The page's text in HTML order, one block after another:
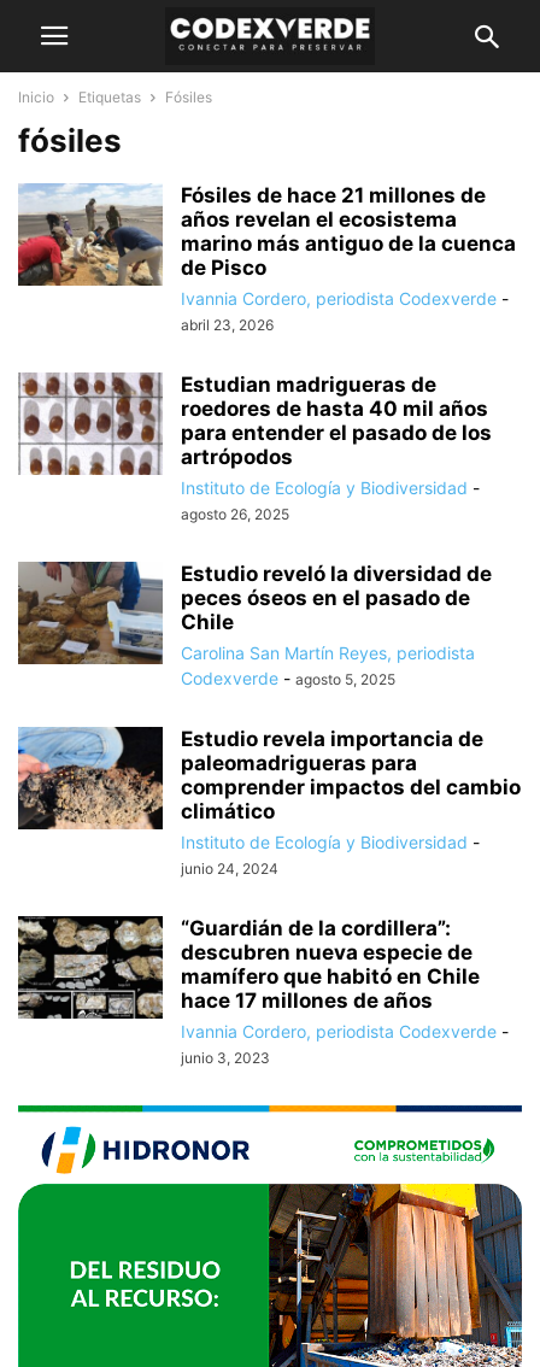
Inicio Etiquetas Fósiles
fósiles
Fósiles de hace 21 millones de
años revelan el ecosistema
marino más antiguo de la cuenca
de Pisco
Ivannia Cordero, periodista Codexverde -
abril 23, 2026
Estudian madrigueras de
roedores de hasta 40 mil años
para entender el pasado de los
artrópodos
Instituto de Ecología y Biodiversidad -
agosto 26, 2025
Estudio reveló la diversidad de
peces óseos en el pasado de
Chile
Carolina San Martín Reyes, periodista
Codexverde - agosto 5, 2025
Estudio revela importancia de
paleomadrigueras para
comprender impactos del cambio
climático
Instituto de Ecología y Biodiversidad -
junio 24, 2024
“Guardián de la cordillera”:
descubren nueva especie de
mamífero que habitó en Chile
hace 17 millones de años
Ivannia Cordero, periodista Codexverde -
junio 3, 2023